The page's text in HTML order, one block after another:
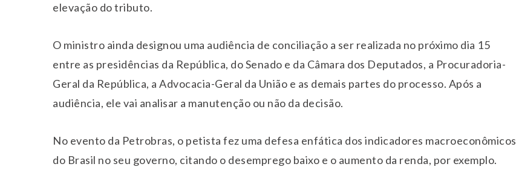
elevação do tributo.
O ministro ainda designou uma audiência de conciliação a ser realizada no próximo dia 15
entre as presidências da República, do Senado e da Câmara dos Deputados, a Procuradoria-
Geral da República, a Advocacia-Geral da União e as demais partes do processo. Após a
audiência, ele vai analisar a manutenção ou não da decisão.
No evento da Petrobras, o petista fez uma defesa enfática dos indicadores macroeconômicos
do Brasil no seu governo, citando o desemprego baixo e o aumento da renda, por exemplo.